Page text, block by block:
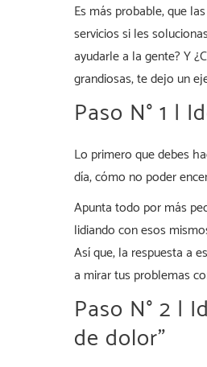
Es más probable, que
servicios si les
ayudarle a la gente? Y
grandiosas, te dejo un
Paso N° 1 |
Lo primero que debes
día, cómo no poder
Apunta todo por más
lidiando con esos
Así que, la respuesta a
a mirar tus problemas
Paso N° 2 |
de dolor”